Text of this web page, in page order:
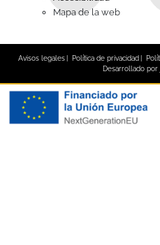
Mapa de la web
Avisos legales Política de privacidad
Desarrollado por